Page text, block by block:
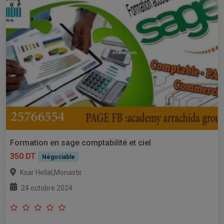
Formation en sage comptabilité et ciel
350 DT
Négociable
Ksar Hellal ,Monastir
24 octobre 2024